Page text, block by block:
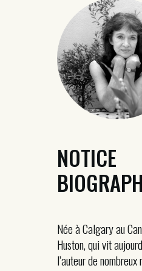
NOTICE
Née à Calgary au
Huston, qui vit
l’auteur de